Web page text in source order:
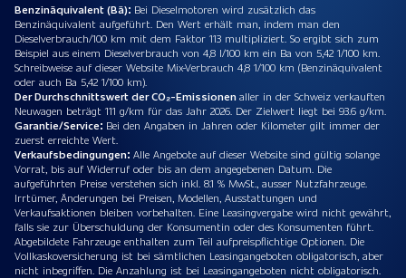
Benzinäquivalent (Bä): Bei Dieselmotoren wird zusätzlich das
Benzinäquivalent aufgeführt. Den Wert erhält man, indem man den
Dieselverbrauch/100 km mit dem Faktor 113 multipliziert. So ergibt sich zum
Beispiel aus einem Dieselverbrauch von 4,8 l/100 km ein Ba von 5,42 1/100 km.
Schreibweise auf dieser Website Mix-Verbrauch 4,8 1/100 km (Benzinäquivalent
oder auch Ba 5,42 1/100 km).
Der Durchschnittswert der CO₂-Emissionenaller in der Schweiz verkauften
Neuwagen beträgt 111 g/km für das Jahr 2026. Der Zielwert liegt bei 93.6 g/km.
Garantie/Service: Bei den Angaben in Jahren oder Kilometer gilt immer der
zuerst erreichte Wert.
Verkaufsbedingungen: Alle Angebote auf dieser Website sind gültig solange
Vorrat, bis auf Widerruf oder bis an dem angegebenen Datum. Die
aufgeführten Preise verstehen sich inkl. 8.1 % MwSt., ausser Nutzfahrzeuge.
Irrtümer, Änderungen bei Preisen, Modellen, Ausstattungen und
Verkaufsaktionen bleiben vorbehalten. Eine Leasingvergabe wird nicht gewährt,
falls sie zur Überschuldung der Konsumentin oder des Konsumenten führt.
Abgebildete Fahrzeuge enthalten zum Teil aufpreispflichtige Optionen. Die
Vollkaskoversicherung ist bei sämtlichen Leasingangeboten obligatorisch, aber
nicht inbegriffen. Die Anzahlung ist bei Leasingangeboten nicht obligatorisch.